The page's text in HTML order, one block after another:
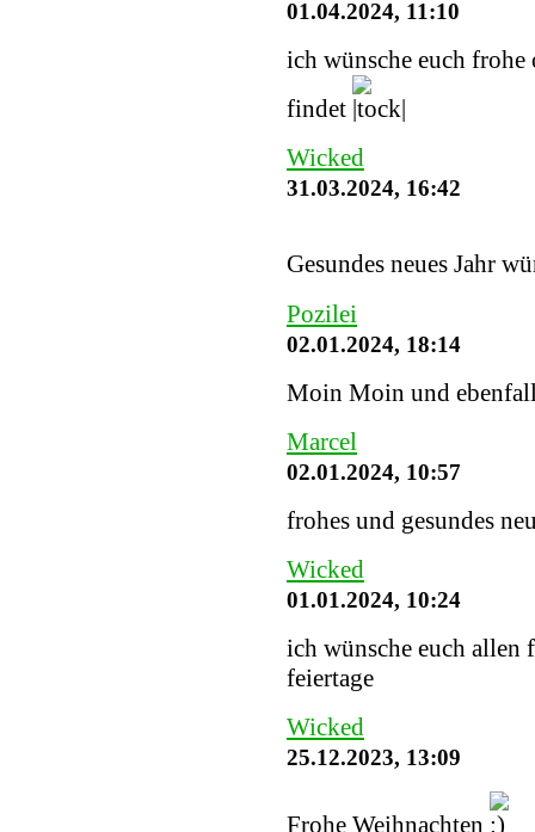
01.04.2024, 11:10
ich wünsche euch frohe
findet
Wicked
31.03.2024, 16:42
Gesundes neues Jahr
Pozilei
02.01.2024, 18:14
Moin Moin und
Marcel
02.01.2024, 10:57
frohes und gesundes
Wicked
01.01.2024, 10:24
ich wünsche euch allen
feiertage
Wicked
25.12.2023, 13:09
Frohe Weihnachten